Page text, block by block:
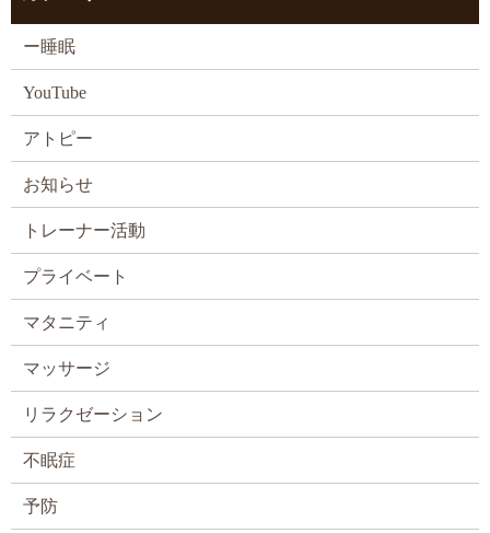
ー睡眠
YouTube
アトピー
お知らせ
トレーナー活動
プライベート
マタニティ
マッサージ
リラクゼーション
不眠症
予防